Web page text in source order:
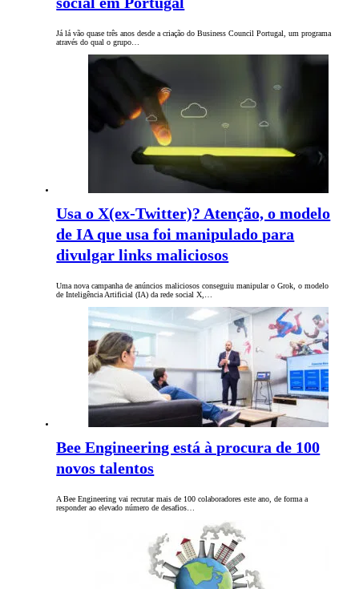
Já lá vão quase três anos desde a criação do Business Council Portugal, um programa
através do qual o grupo…
Usa o X(ex-Twitter)? Atenção, o modelo
de IA que usa foi manipulado para
divulgar links maliciosos
Uma nova campanha de anúncios maliciosos conseguiu manipular o Grok, o modelo
de Inteligência Artificial (IA) da rede social X,…
Bee Engineering está à procura de 100
novos talentos
A Bee Engineering vai recrutar mais de 100 colaboradores este ano, de forma a
responder ao elevado número de desafios…